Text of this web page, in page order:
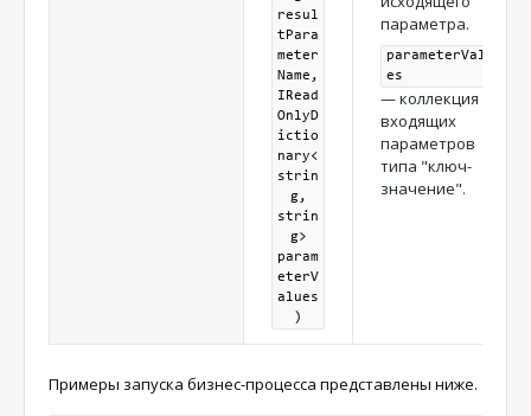
resul
tPara
meter
Name,
IRead
OnlyD
ictio
nary<
strin
g,
strin
g>
param
eterV
alues
)
параметра.
parameterValu
es
— коллекция
входящих
параметров
типа "ключ-
значение".
Примеры запуска бизнес-процесса представлены ниже.